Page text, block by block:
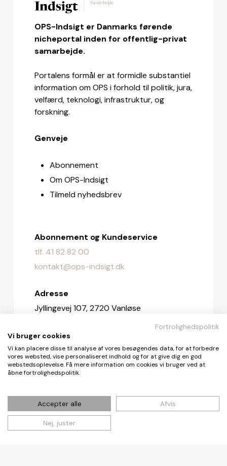
OPS-Indsigt er Danmarks førende
nicheportal inden for offentlig-privat
samarbejde.
Portalens formål er at formidle substantiel
information om OPS i forhold til politik, jura,
velfærd, teknologi, infrastruktur, og
forskning.
Genveje
Abonnement
Om OPS-Indsigt
Tilmeld nyhedsbrev
Abonnement og Kundeservice
tlf. 41 82 82 00
kontakt@ops-indsigt.dk
Adresse
Jyllingevej 107, 2720 Vanløse
Redaktionen
redaktionen@ops-indsigt.dk
© De Fire Vinde ApS 2026
Fortrolighedspolitik
Vi bruger cookies
Vi kan placere disse til analyse af vores besøgendes data, for at forbedre
vores websted, vise personaliseret indhold og for at give dig en god
webstedsoplevelse. Få mere information om cookies vi bruger ved at
åbne fortrolighedspolitik.
Accepter alle Afvis
Nej, juster